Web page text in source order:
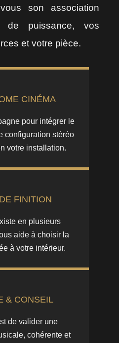
son association
puissance, vos
et votre pièce.
CINÉMA
pour intégrer le
configuration stéréo
votre installation.
FINITION
en plusieurs
aide à choisir la
à votre intérieur.
& CONSEIL
de valider une
cohérente et